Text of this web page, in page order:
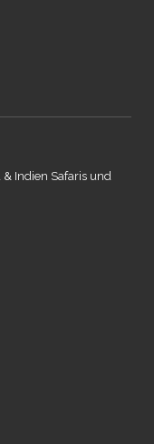
Indien Safaris und